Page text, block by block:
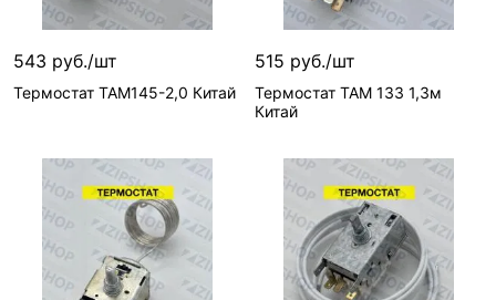
543 руб./шт
Термостат ТАМ145-2,0 Китай
В корзину
7 шт
515 руб./шт
Термостат ТАМ 133 1,3м
Китай
В корзину
3 шт